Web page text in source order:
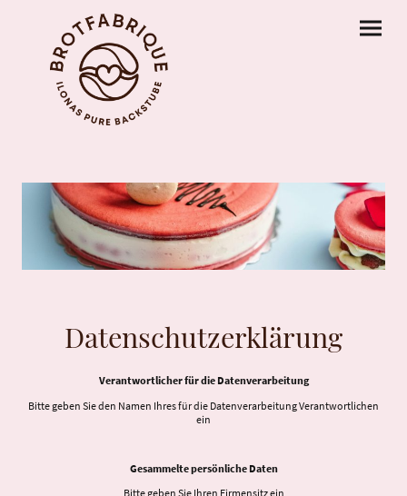
Datenschutzerklärung
Verantwortlicher für die Datenverarbeitung
Bitte geben Sie den Namen Ihres für die Datenverarbeitung Verantwortlichen
ein
Gesammelte persönliche Daten
Bitte geben Sie Ihren Firmensitz ein